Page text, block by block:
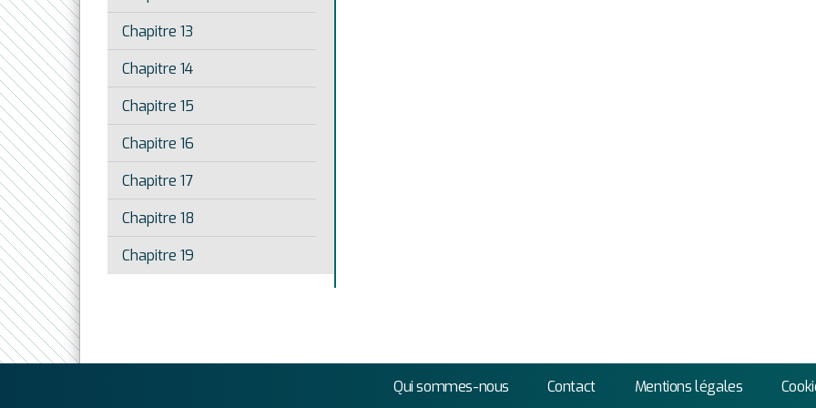
Chapitre 13
Chapitre 14
Chapitre 15
Chapitre 16
Chapitre 17
Chapitre 18
Chapitre 19
Qui sommes-nous Contact Mentions légales